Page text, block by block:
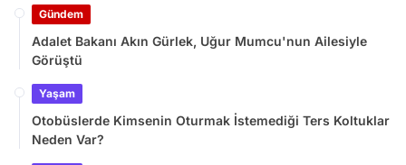
Gündem
Adalet Bakanı Akın Gürlek, Uğur Mumcu'nun Ailesiyle
Görüştü
Yaşam
Otobüslerde Kimsenin Oturmak İstemediği Ters Koltuklar
Neden Var?